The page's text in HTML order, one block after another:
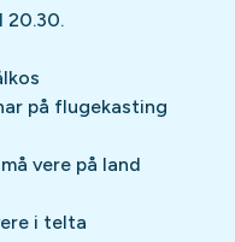
20.30.
på flugekasting
vere på land
i telta